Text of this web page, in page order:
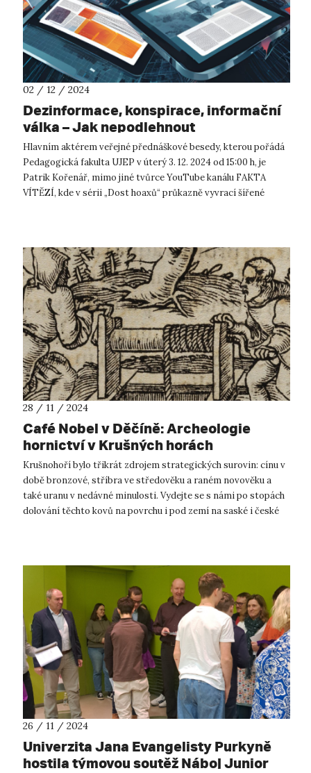
02 / 12 / 2024
Dezinformace, konspirace, informační
válka – Jak nepodlehnout
Hlavním aktérem veřejné přednáškové besedy, kterou pořádá
Pedagogická fakulta UJEP v úterý 3. 12. 2024 od 15:00 h, je
Patrik Kořenář, mimo jiné tvůrce YouTube kanálu FAKTA
VÍTĚZÍ, kde v sérii „Dost hoaxů“ průkazně vyvrací šířené
28 / 11 / 2024
Café Nobel v Děčíně: Archeologie
hornictví v Krušných horách
Krušnohoří bylo třikrát zdrojem strategických surovin: cínu v
době bronzové, stříbra ve středověku a raném novověku a
také uranu v nedávné minulosti. Vydejte se s námi po stopách
dolování těchto kovů na povrchu i pod zemí na saské i české
26 / 11 / 2024
Univerzita Jana Evangelisty Purkyně
hostila týmovou soutěž Náboj Junior